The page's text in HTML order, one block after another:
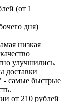
(от 1
дня)
низкая
улучшились.
доставки
самые быстрые
от 210 рублей